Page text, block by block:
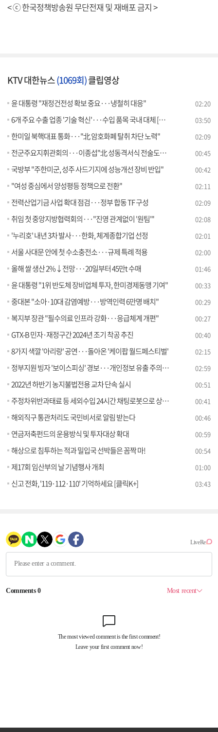
< ⓒ 한국정책방송원 무단전재 및 재배포 금지 >
KTV 대한뉴스(1069회)클립영상
윤 대통령 "재정건전성 확보 중요···냉철히 대응" 02:20
6개 주요 수출 업종 '기술 혁신'···수입 품목 국내 대체 [뉴스의 맥] 03:50
한미일 북핵대표 통화···"北 암호화폐 탈취 차단 노력" 02:09
전군주요지휘관회의···이종섭"北 성동격서식 전술도발 대비" 00:45
국방부 "주한미군, 성주 사드기지에 성능개선 장비 반입" 00:42
"여성 중심에서 양성평등 정책으로 전환" 02:11
전력산업기금 사업 확대 점검···정부 합동 TF 구성 02:09
취임 첫 중앙지방협력회의···"진영 관계없이 '원팀'" 02:08
'누리호' 내년 3차 발사···한화, 체계종합기업 선정 02:01
서울 사대문 안에 첫 수소충전소···규제 특례 적용 02:00
올해 쌀 생산 2%↓전망···20일부터 45만t 수매 01:46
윤 대통령 "1위 반도체 장비업체 투자, 한미경제동맹 기여" 00:33
중대본 "소아·10대 감염예방···방역인력 6만명 배치" 00:29
복지부 장관 "필수의료 인프라 강화···응급체계 개편" 00:27
GTX-B 민자·재정구간 2024년 조기 착공 추진 00:40
8가지 색깔 '아리랑' 공연···돌아온 '케이팝 월드페스티벌' 02:15
정부지원 빙자 '보이스피싱' 경보···개인정보 유출 주의 [정책현장+] 02:59
2022년 하반기 농지불법전용 교차 단속 실시 00:51
주정차위반과태료 등 세외수입 24시간 채팅로봇으로 상담하세요 00:41
해외직구 통관처리도 국민비서로 알림 받는다 00:46
연금저축펀드의 운용방식 및 투자대상 확대 00:59
해상으로 침투하는 적과 밀입국 선박들은 꼼짝 마! 00:54
제17회 임산부의 날 기념행사 개최 01:00
신고 전화, '119·112·110' 기억하세요 [클릭K+] 03:43